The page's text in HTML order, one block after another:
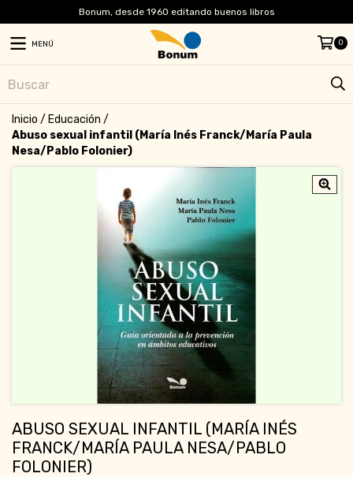
Bonum, desde 1960 editando buenos libros
MENÚ 0
Inicio / Educación /
Abuso sexual infantil (María Inés Franck/María Paula
Nesa/Pablo Folonier)
ABUSO SEXUAL INFANTIL (MARÍA INÉS
FRANCK/MARÍA PAULA NESA/PABLO
FOLONIER)